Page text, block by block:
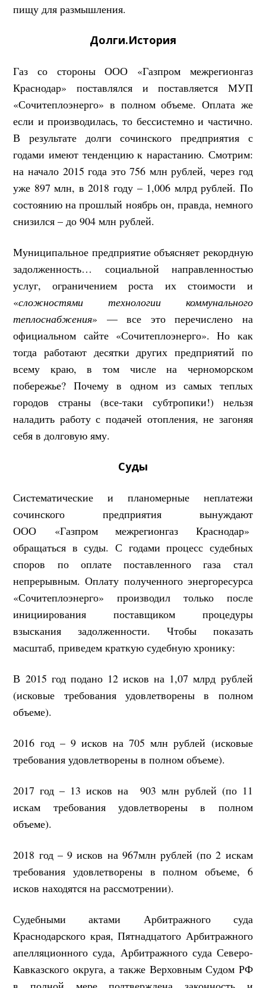
пищу для размышления.
Долги.История
Газ со стороны ООО «Газпром межрегионгаз
Краснодар» поставлялся и поставляется МУП
«Сочитеплоэнерго» в полном объеме. Оплата же
если и производилась, то бессистемно и частично.
В результате долги сочинского предприятия с
годами имеют тенденцию к нарастанию. Смотрим:
на начало 2015 года это 756 млн рублей, через год
уже 897 млн, в 2018 году – 1,006 млрд рублей. По
состоянию на прошлый ноябрь он, правда, немного
снизился – до 904 млн рублей.
Муниципальное предприятие объясняет рекордную
задолженность… социальной направленностью
услуг, ограничением роста их стоимости и
«сложностями технологии коммунального
теплоснабжения» — все это перечислено на
официальном сайте «Сочитеплоэнерго». Но как
тогда работают десятки других предприятий по
всему краю, в том числе на черноморском
побережье? Почему в одном из самых теплых
городов страны (все-таки субтропики!) нельзя
наладить работу с подачей отопления, не загоняя
себя в долговую яму.
Суды
Систематические и планомерные неплатежи
сочинского предприятия вынуждают
ООО «Газпром межрегионгаз Краснодар»
обращаться в суды. С годами процесс судебных
споров по оплате поставленного газа стал
непрерывным. Оплату полученного энергоресурса
«Сочитеплоэнерго» производил только после
инициирования поставщиком процедуры
взыскания задолженности. Чтобы показать
масштаб, приведем краткую судебную хронику:
В 2015 год подано 12 исков на 1,07 млрд рублей
(исковые требования удовлетворены в полном
объеме).
2016 год – 9 исков на 705 млн рублей (исковые
требования удовлетворены в полном объеме).
2017 год – 13 исков на 903 млн рублей (по 11
искам требования удовлетворены в полном
объеме).
2018 год – 9 исков на 967млн рублей (по 2 искам
требования удовлетворены в полном объеме, 6
исков находятся на рассмотрении).
Судебными актами Арбитражного суда
Краснодарского края, Пятнадцатого Арбитражного
апелляционного суда, Арбитражного суда Северо-
Кавказского округа, а также Верховным Судом РФ